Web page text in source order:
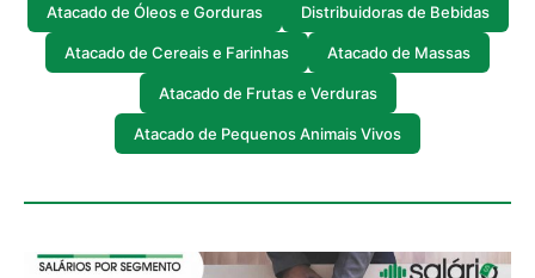
Atacado de Óleos e Gorduras Distribuidoras de Bebidas
Atacado de Cereais e Farinhas Atacado de Massas
Atacado de Frutas e Verduras
Atacado de Pequenos Animais Vivos